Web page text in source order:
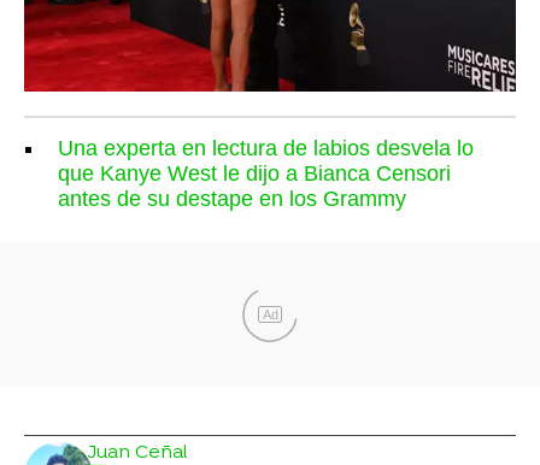
Una experta en lectura de labios desvela lo
que Kanye West le dijo a Bianca Censori
antes de su destape en los Grammy
Ad
Juan Ceñal